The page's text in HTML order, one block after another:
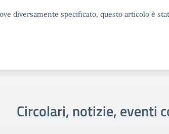
diversamente specificato, questo articolo è
Circolari, notizie, eventi